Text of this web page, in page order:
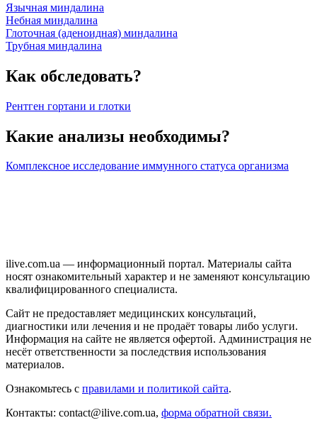
Язычная миндалина
Небная миндалина
Глоточная (аденоидная) миндалина
Трубная миндалина
Как обследовать?
Рентген гортани и глотки
Какие анализы необходимы?
Комплексное исследование иммунного статуса организма
ilive.com.ua — информационный портал. Материалы сайта
носят ознакомительный характер и не заменяют консультацию
квалифицированного специалиста.
Сайт не предоставляет медицинских консультаций,
диагностики или лечения и не продаёт товары либо услуги.
Информация на сайте не является офертой. Администрация не
несёт ответственности за последствия использования
материалов.
Ознакомьтесь с правилами и политикой сайта.
Контакты: contact@ilive.com.ua, форма обратной связи.